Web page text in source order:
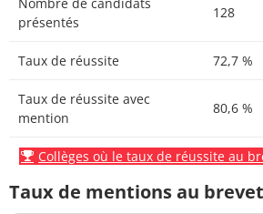
présentés
128
Taux de réussite 72,7 %
Taux de réussite avec
mention
80,6 %
Collèges où le taux de réussite au
Taux de mentions au brevet